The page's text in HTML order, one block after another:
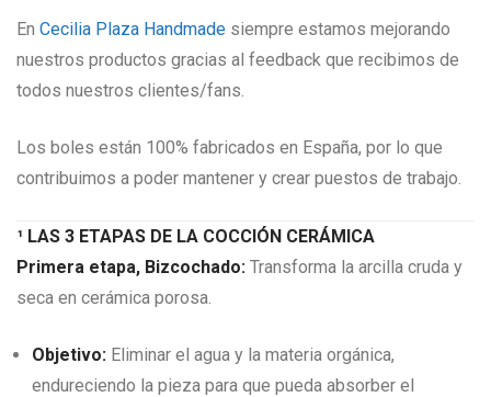
En Cecilia Plaza Handmade siempre estamos mejorando
nuestros productos gracias al feedback que recibimos de
todos nuestros clientes/fans.
Los boles están 100% fabricados en España, por lo que
contribuimos a poder mantener y crear puestos de trabajo.
¹ LAS 3 ETAPAS DE LA COCCIÓN CERÁMICA
Primera etapa, Bizcochado: Transforma la arcilla cruda y
seca en cerámica porosa.
Objetivo: Eliminar el agua y la materia orgánica,
endureciendo la pieza para que pueda absorber el